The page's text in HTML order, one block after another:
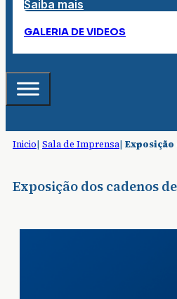
Saiba mais
GALERIA DE VIDEOS
Inicio| Sala de Imprensa|
Exposição dos cadenos